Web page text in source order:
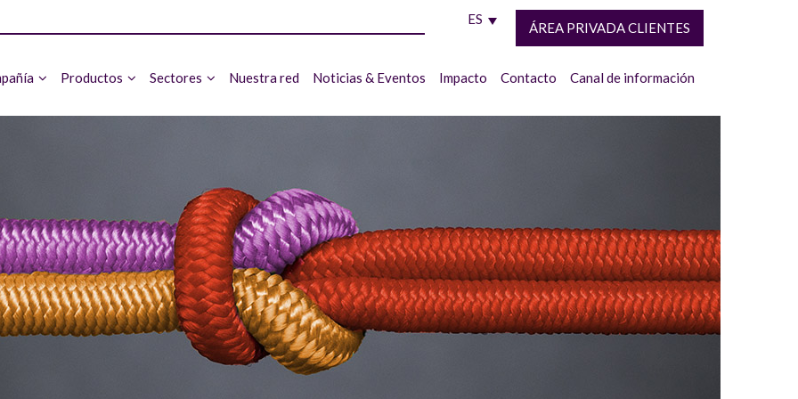
ES
ÁREA PRIVADA CLIENTES
Productos Sectores Nuestra red Noticias & Eventos Impacto Contacto Canal de información